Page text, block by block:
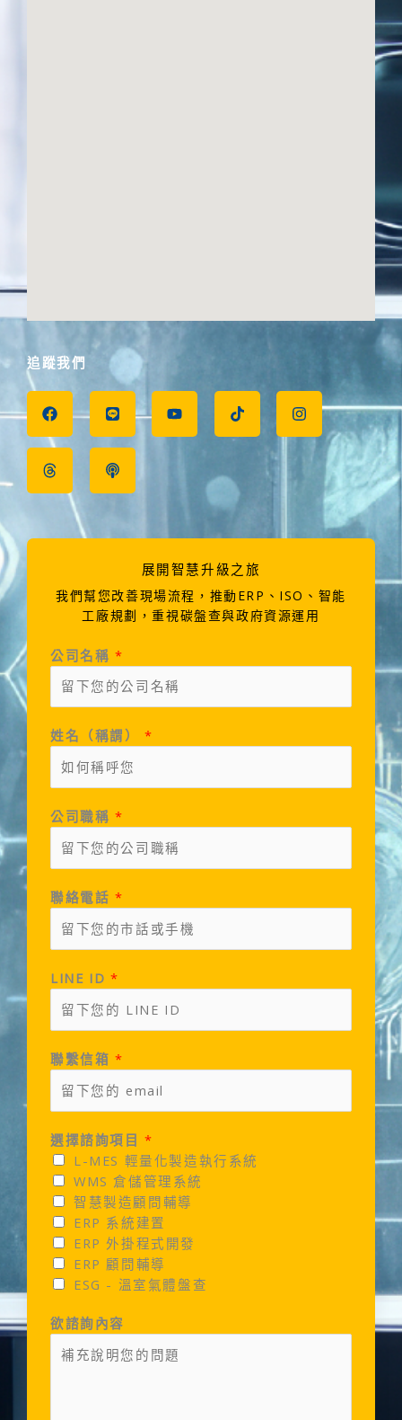
追蹤我們
F
a
c
e
b
o
o
L
i
e
Y
o
t
T
i
k
t
I
n
t
T
h
r
e
a
d
s
P
o
c
a
s
t
展開智慧升級之旅
我們幫您改善現場流程，推動ERP、ISO、智能
工廠規劃，重視碳盤查與政府資源運用
公司名稱 *
姓名（稱謂）*
公司職稱 *
聯絡電話 *
LINE ID *
聯繫信箱 *
選擇諮詢項目*
L-MES 輕量化製造執行系統
WMS 倉儲管理系統
智慧製造顧問輔導
ERP 系統建置
ERP 外掛程式開發
ERP 顧問輔導
ESG - 溫室氣體盤查
欲諮詢內容